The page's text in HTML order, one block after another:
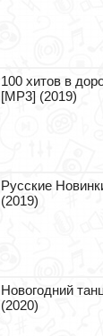
100 хитов в
[MP3] (2019)
Русские
(2019)
Новогодний
(2020)